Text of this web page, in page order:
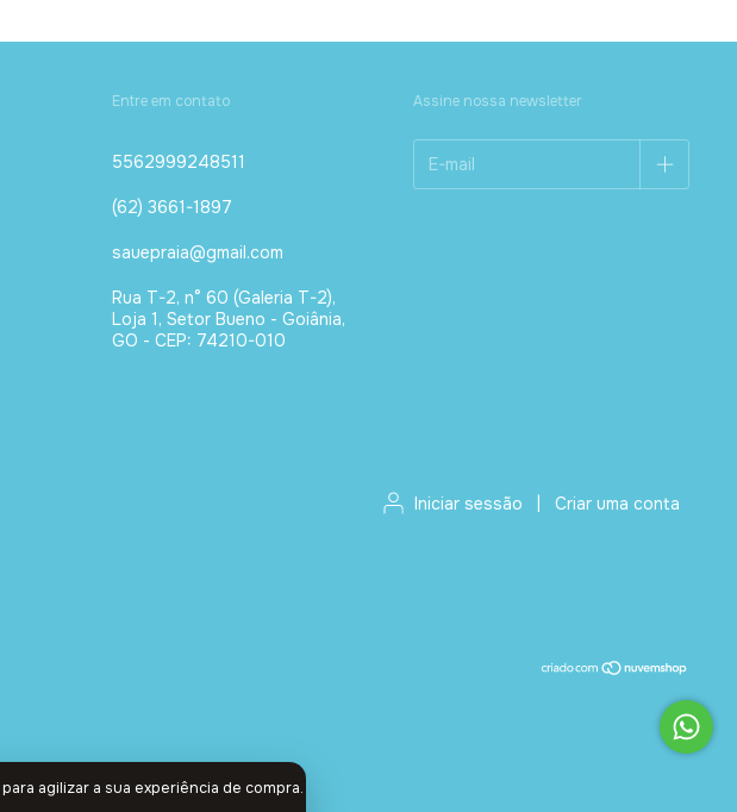
para agilizar a sua experiência de compra.
Entre em contato
5562999248511
(62) 3661-1897
sauepraia@gmail.com
Rua T-2, n° 60 (Galeria T-2),
Loja 1, Setor Bueno - Goiânia,
GO - CEP: 74210-010
Assine nossa newsletter
Iniciar sessão Criar uma conta